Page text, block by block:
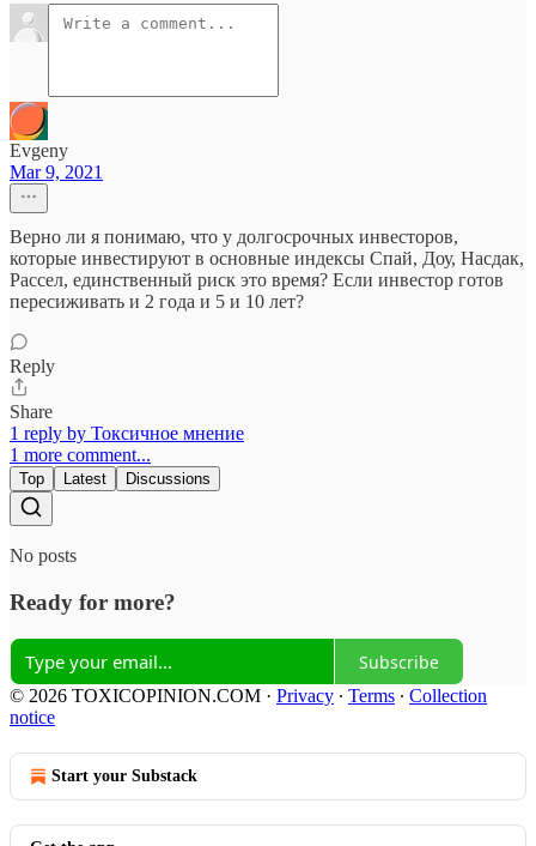
Evgeny
Mar 9, 2021
Верно ли я понимаю, что у долгосрочных инвесторов,
которые инвестируют в основные индексы Спай, Доу, Насдак,
Рассел, единственный риск это время? Если инвестор готов
пересиживать и 2 года и 5 и 10 лет?
Reply
Share
1 reply by Токсичное мнение
1 more comment...
Top Latest Discussions
No posts
Ready for more?
Subscribe
© 2026 TOXICOPINION.COM · Privacy ∙ Terms ∙ Collection
notice
Start your Substack